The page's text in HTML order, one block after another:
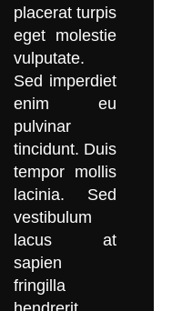
placerat turpis
eget molestie
vulputate.
Sed imperdiet
enim eu
pulvinar
tincidunt. Duis
tempor mollis
lacinia. Sed
vestibulum
lacus at
sapien
fringilla